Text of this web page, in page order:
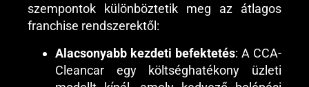
szempontok különböztetik meg az átlagos
franchise rendszerektől:
Alacsonyabb kezdeti befektetés: A CCA-
Cleancar egy költséghatékony üzleti